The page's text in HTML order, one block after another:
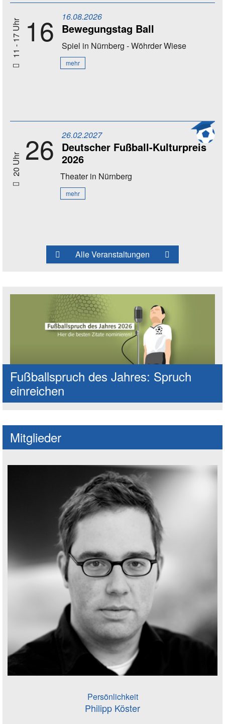
11 - 17 Uhr 16 16.08.2026
Bewegungstag Ball
Spiel in Nürnberg - Wöhrder Wiese
mehr
20 Uhr 26 26.02.2027
Deutscher Fußball-Kulturpreis
2026
Theaterin Nürnberg
mehr
Alle Veranstaltungen
Fußballspruch des Jahres: Spruch
einreichen
Mitglieder
Persönlichkeit
Philipp Köster